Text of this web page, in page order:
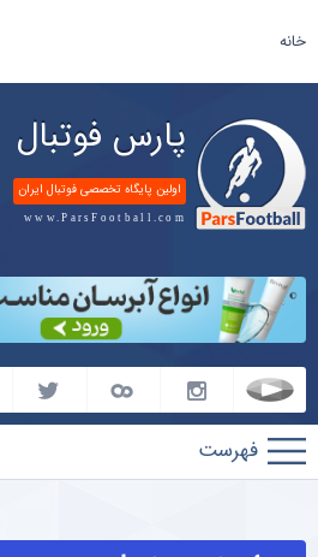
خانه
پارس فوتبال
اولین پایگاه تخصصی فوتبال ایران
www.ParsFootball.com
پارس
فوتبال